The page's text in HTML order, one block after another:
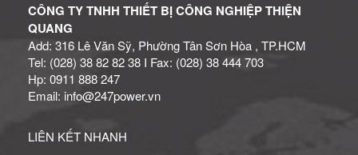
CÔNG TY TNHH THIẾT BỊ CÔNG NGHIỆP THIỆN
QUANG
Add: 316 Lê Văn Sỹ, Phường Tân Sơn Hòa , TP.HCM
Tel: (028) 38 82 82 38 I Fax: (028) 38 444 703
Hp: 0911 888 247
Email: info@247power.vn
LIÊN KẾT NHANH